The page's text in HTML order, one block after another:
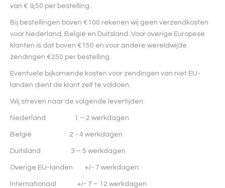
van € 9,50 per bestelling.
Bij bestellingen boven €100 rekenen wij geen verzendkosten
voor Nederland, België en Duitsland. Voor overige Europese
klanten is dat boven €150 en voor andere wereldwijde
zendingen €250 per bestelling.
Eventuele bijkomende kosten voor zendingen van niet EU-
landen dient de klant zelf te voldoen.
Wij streven naar de volgende levertijden:
Nederland 1 – 2 werkdagen
België 2 - 4 werkdagen
Duitsland 3 – 5 werkdagen
Overige EU-landen +/- 7 werkdagen
Internationaal +/- 7 – 12 werkdagen